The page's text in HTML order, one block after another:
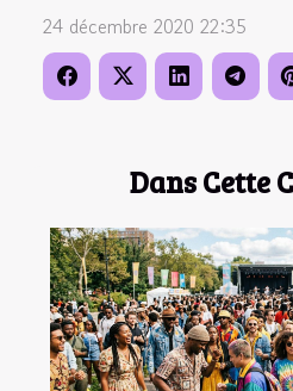
Dans Cette
24 décembre 2020 22:35